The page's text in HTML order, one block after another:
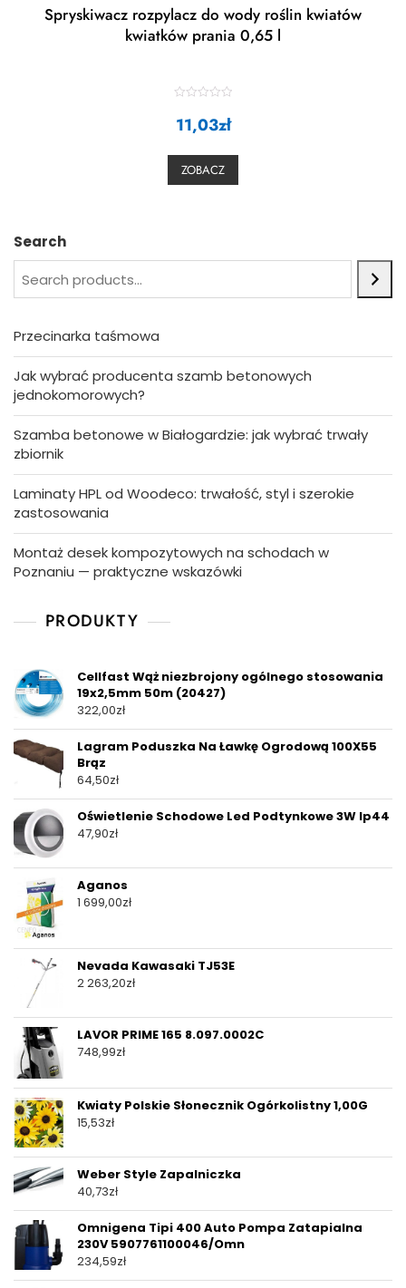
Spryskiwacz rozpylacz do wody roślin kwiatów
kwiatków prania 0,65 l
a
u
11,03zł
ZOBACZ
Search
Przecinarka taśmowa
Jak wybrać producenta szamb betonowych
jednokomorowych?
Szamba betonowe w Białogardzie: jak wybrać trwały
zbiornik
Laminaty HPL od Woodeco: trwałość, styl i szerokie
zastosowania
Montaż desek kompozytowych na schodach w
Poznaniu — praktyczne wskazówki
PRODUKTY
Cellfast Wąż niezbrojony ogólnego stosowania
19x2,5mm 50m (20427)
322,00zł
Lagram Poduszka Na Ławkę Ogrodową 100X55
Brąz
64,50zł
Oświetlenie Schodowe Led Podtynkowe 3W Ip44
47,90zł
Aganos
1 699,00zł
Nevada Kawasaki TJ53E
2 263,20zł
LAVOR PRIME 165 8.097.0002C
748,99zł
Kwiaty Polskie Słonecznik Ogórkolistny 1,00G
15,53zł
Weber Style Zapalniczka
40,73zł
Omnigena Tipi 400 Auto Pompa Zatapialna
230V 5907761100046/Omn
234,59zł